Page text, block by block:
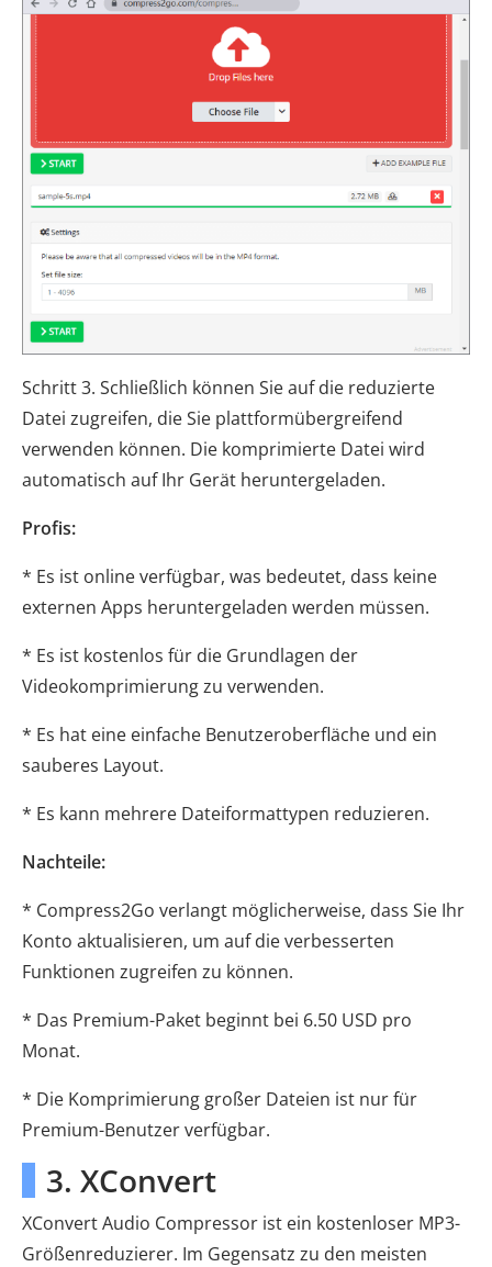
Schritt 3. Schließlich können Sie auf die reduzierte
Datei zugreifen, die Sie plattformübergreifend
verwenden können. Die komprimierte Datei wird
automatisch auf Ihr Gerät heruntergeladen.
Profis:
* Es ist online verfügbar, was bedeutet, dass keine
externen Apps heruntergeladen werden müssen.
* Es ist kostenlos für die Grundlagen der
Videokomprimierung zu verwenden.
* Es hat eine einfache Benutzeroberfläche und ein
sauberes Layout.
* Es kann mehrere Dateiformattypen reduzieren.
Nachteile:
* Compress2Go verlangt möglicherweise, dass Sie Ihr
Konto aktualisieren, um auf die verbesserten
Funktionen zugreifen zu können.
* Das Premium-Paket beginnt bei 6.50 USD pro
Monat.
* Die Komprimierung großer Dateien ist nur für
Premium-Benutzer verfügbar.
3. XConvert
XConvert Audio Compressor ist ein kostenloser MP3-
Größenreduzierer. Im Gegensatz zu den meisten